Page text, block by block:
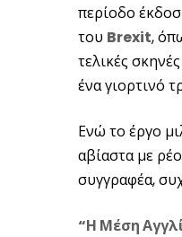
περίοδο
του Brexit,
τελικές
ένα γιορτινό
Ενώ το έργο
αβίαστα με
συγγραφέα,
“Η Μέση